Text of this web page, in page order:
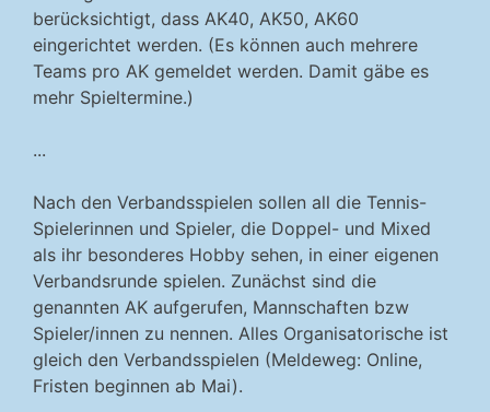
berücksichtigt, dass AK40, AK50, AK60
eingerichtet werden. (Es können auch mehrere
Teams pro AK gemeldet werden. Damit gäbe es
mehr Spieltermine.)
...
Nach den Verbandsspielen sollen all die Tennis-
Spielerinnen und Spieler, die Doppel- und Mixed
als ihr besonderes Hobby sehen, in einer eigenen
Verbandsrunde spielen. Zunächst sind die
genannten AK aufgerufen, Mannschaften bzw
Spieler/innen zu nennen. Alles Organisatorische ist
gleich den Verbandsspielen (Meldeweg: Online,
Fristen beginnen ab Mai).